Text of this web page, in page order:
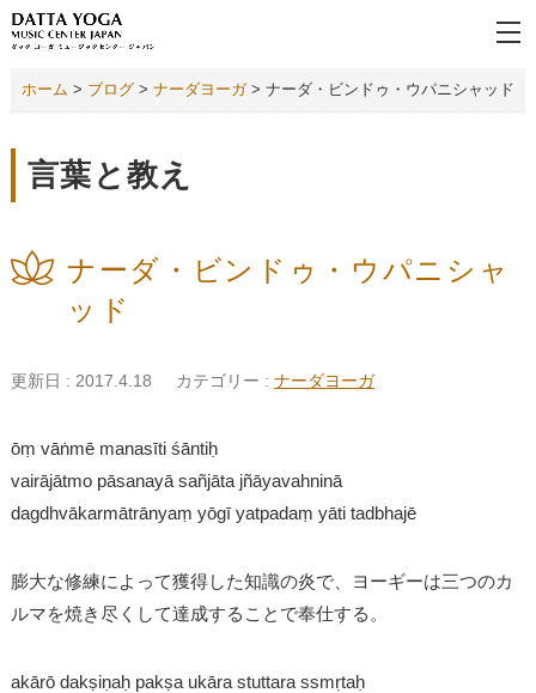
ホーム > ブログ> ナーダヨーガ> ナーダ・ビンドゥ・ウパニシャッド
言葉と教え
ナーダ・ビンドゥ・ウパニシャ
ッド
更新日 : 2017.4.18 カテゴリー : ナーダヨーガ
ōṃ vāṅmē manasīti śāntiḥ
vairājātmo pāsanayā sañjāta jñāyavahninā
dagdhvākarmātrānyaṃ yōgī yatpadaṃ yāti tadbhajē
膨大な修練によって獲得した知識の炎で、ヨーギーは三つのカ
ルマを焼き尽くして達成することで奉仕する。
akārō dakṣiṇaḥ pakṣa ukāra stuttara ssmṛtaḥ